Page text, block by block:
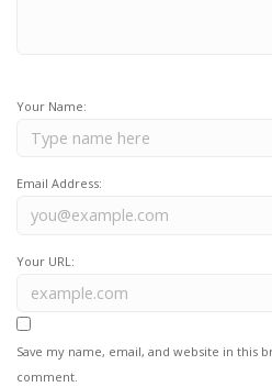
Your Name:
Email Address:
Your URL:
Save my name, email, and website in this
comment.